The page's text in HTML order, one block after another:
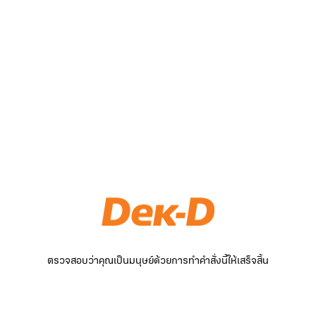
ตรวจสอบว่าคุณเป็นมนุษย์ด้วยการทำคำสั่งนี้ให้เสร็จสิ้น